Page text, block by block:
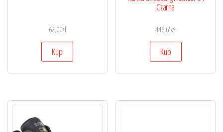
62,00zł
Kup
Czarna
446,65zł
Kup